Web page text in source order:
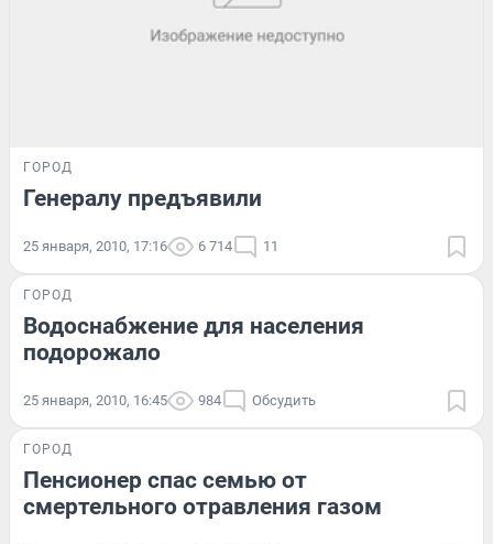
ГОРОД
Генералу предъявили
25 января, 2010, 17:16 6 714 11
ГОРОД
Водоснабжение для населения
подорожало
25 января, 2010, 16:45 984 Обсудить
ГОРОД
Пенсионер спас семью от
смертельного отравления газом